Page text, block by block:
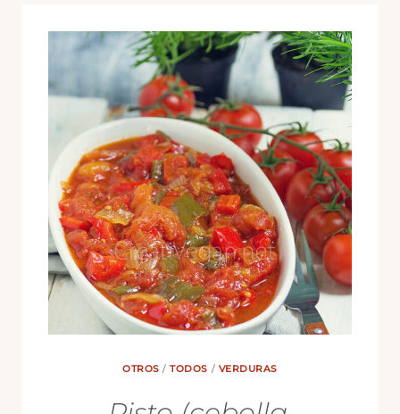
OTROS /TODOS / VERDURAS